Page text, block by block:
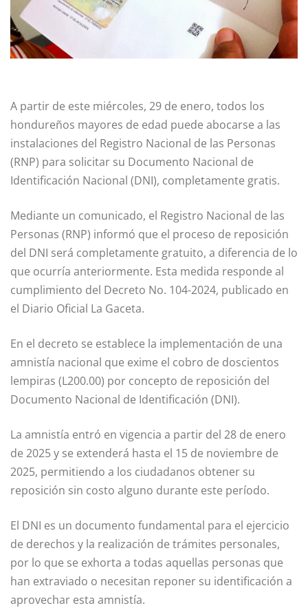
A partir de este miércoles, 29 de enero, todos los
hondureños mayores de edad puede abocarse a las
instalaciones del Registro Nacional de las Personas
(RNP) para solicitar su Documento Nacional de
Identificación Nacional (DNI), completamente gratis.
Mediante un comunicado, el Registro Nacional de las
Personas (RNP) informó que el proceso de reposición
del DNI será completamente gratuito, a diferencia de lo
que ocurría anteriormente. Esta medida responde al
cumplimiento del Decreto No. 104-2024, publicado en
el Diario Oficial La Gaceta.
En el decreto se establece la implementación de una
amnistía nacional que exime el cobro de doscientos
lempiras (L200.00) por concepto de reposición del
Documento Nacional de Identificación (DNI).
La amnistía entró en vigencia a partir del 28 de enero
de 2025 y se extenderá hasta el 15 de noviembre de
2025, permitiendo a los ciudadanos obtener su
reposición sin costo alguno durante este período.
El DNI es un documento fundamental para el ejercicio
de derechos y la realización de trámites personales,
por lo que se exhorta a todas aquellas personas que
han extraviado o necesitan reponer su identificación a
aprovechar esta amnistía.